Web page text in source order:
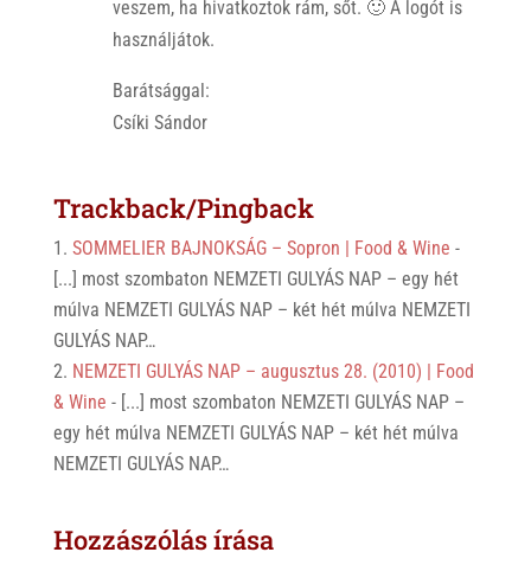
veszem, ha hivatkoztok rám, sőt. 🙂 A logót is
használjátok.
Barátsággal:
Csíki Sándor
Trackback/Pingback
SOMMELIER BAJNOKSÁG – Sopron | Food & Wine -
[...] most szombaton NEMZETI GULYÁS NAP – egy hét
múlva NEMZETI GULYÁS NAP – két hét múlva NEMZETI
GULYÁS NAP…
NEMZETI GULYÁS NAP – augusztus 28. (2010) | Food
& Wine - [...] most szombaton NEMZETI GULYÁS NAP –
egy hét múlva NEMZETI GULYÁS NAP – két hét múlva
NEMZETI GULYÁS NAP…
Hozzászólás írása